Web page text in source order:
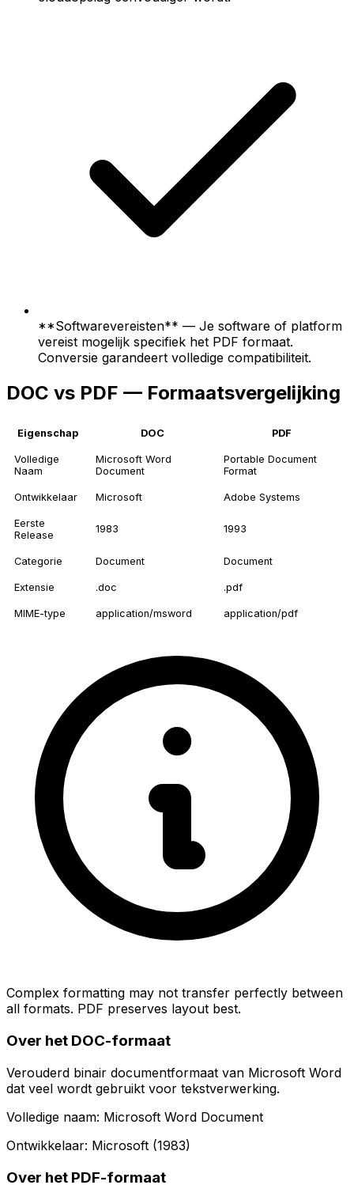
**Softwarevereisten** — Je software of platform
vereist mogelijk specifiek het PDF formaat.
Conversie garandeert volledige compatibiliteit.
DOC vs PDF — Formaatsvergelijking
Eigenschap DOC PDF
Volledige
Naam
Microsoft Word
Document
Portable Document
Format
Ontwikkelaar Microsoft Adobe Systems
Eerste
Release
1983 1993
Categorie Document Document
Extensie .doc .pdf
MIME-type application/msword application/pdf
Complex formatting may not transfer perfectly between
all formats. PDF preserves layout best.
Over het DOC-formaat
Verouderd binair documentformaat van Microsoft Word
dat veel wordt gebruikt voor tekstverwerking.
Volledige naam: Microsoft Word Document
Ontwikkelaar: Microsoft (1983)
Over het PDF-formaat